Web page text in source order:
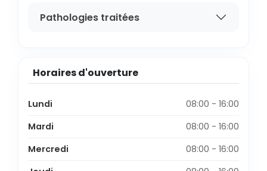
Pathologies traitées
Horaires d'ouverture
Lundi
08:00 - 16:00
Mardi
08:00 - 16:00
Mercredi
08:00 - 16:00